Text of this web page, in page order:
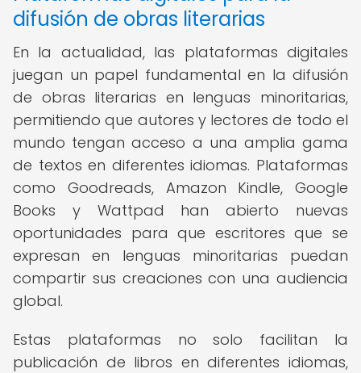
difusión de obras literarias
En la actualidad, las plataformas digitales
juegan un papel fundamental en la difusión
de obras literarias en lenguas minoritarias,
permitiendo que autores y lectores de todo el
mundo tengan acceso a una amplia gama
de textos en diferentes idiomas. Plataformas
como Goodreads, Amazon Kindle, Google
Books y Wattpad han abierto nuevas
oportunidades para que escritores que se
expresan en lenguas minoritarias puedan
compartir sus creaciones con una audiencia
global.
Estas plataformas no solo facilitan la
publicación de libros en diferentes idiomas,